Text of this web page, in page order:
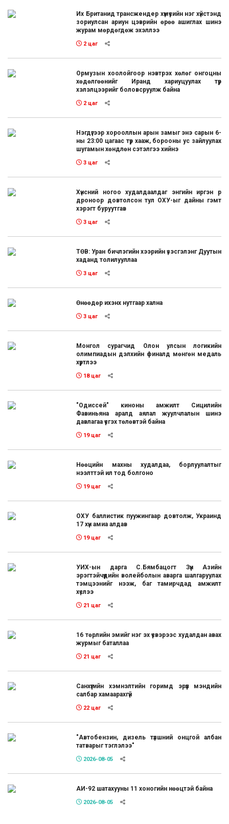
Их Британид трансжендер хүмүүсийн нэг хүйстэнд
зориулсан ариун цэврийн өрөө ашиглах шинэ
журам мөрдөгдөж эхэллээ
2 цаг
Ормузын хоолойгоор нэвтрэх хөлөг онгоцны
хөдөлгөөнийг Иранд хариуцуулах түр
хэлэлцээрийг боловсруулж байна
2 цаг
Нэгдүгээр хорооллын арын замыг энэ сарын 6-
ны 23:00 цагаас түр хааж, борооны ус зайлуулах
шугамын хөндлөн сэтэлгээ хийнэ
3 цаг
Хүнсний ногоо худалдаалдаг энгийн иргэн рүү
дроноор довтолсон тул ОХУ-ыг дайны гэмт
хэрэгт буруутгав
3 цаг
ТӨВ: Уран бичлэгийн хээрийн үзэсгэлэнг Дуутын
хаданд толилууллаа
3 цаг
Өнөөдөр ихэнх нутгаар хална
3 цаг
Монгол сурагчид Олон улсын логикийн
олимпиадын дэлхийн финалд мөнгөн медаль
хүртлээ
18 цаг
"Одиссей" киноны амжилт Сицилийн
Фавиньяна аралд аялал жуулчлалын шинэ
давлагаа үүсгэх төлөвтэй байна
19 цаг
Нөөцийн махны худалдаа, борлуулалтыг
нээлттэй ил тод болгоно
19 цаг
ОХУ баллистик пуужингаар довтолж, Украинд
17 хүн амиа алдав
19 цаг
УИХ-ын дарга С.Бямбацогт Зүүн Азийн
эрэгтэйчүүдийн волейболын аварга шалгаруулах
тэмцээнийг нээж, баг тамирчдад амжилт
хүслээ
21 цаг
16 төрлийн эмийг нэг эх үүсвэрээс худалдан авах
журмыг баталлаа
21 цаг
Санхүүгийн хэмнэлтийн горимд эрүүл мэндийн
салбар хамаарахгүй
22 цаг
"Автобензин, дизель түлшний онцгой албан
татварыг тэглэлээ"
2026-08-05
АИ-92 шатахууны 11 хоногийн нөөцтэй байна
2026-08-05